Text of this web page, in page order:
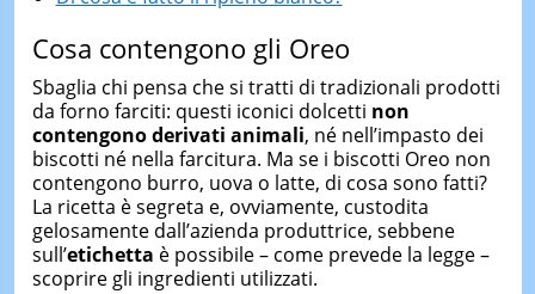
Cosa contengono gli Oreo
Sbaglia chi pensa che si tratti di tradizionali prodotti
da forno farciti: questi iconici dolcetti non
contengono derivati animali, né nell’impasto dei
biscotti né nella farcitura. Ma se i biscotti Oreo non
contengono burro, uova o latte, di cosa sono fatti?
La ricetta è segreta e, ovviamente, custodita
gelosamente dall’azienda produttrice, sebbene
sull’etichetta è possibile – come prevede la legge –
scoprire gli ingredienti utilizzati.